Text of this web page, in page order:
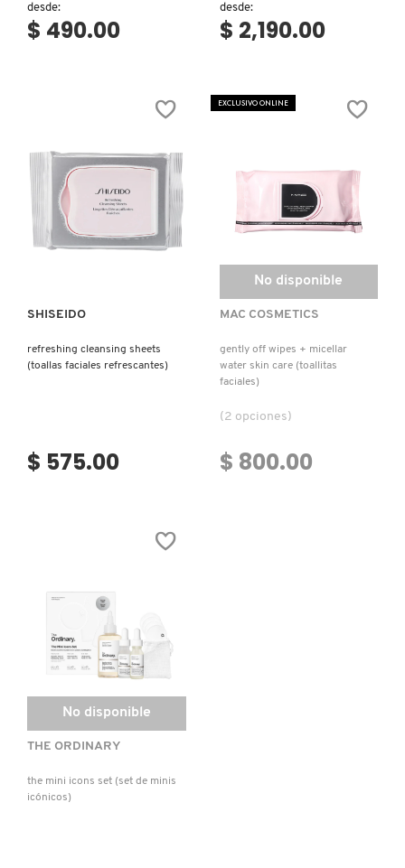
DRUNK ELEPHANT
E.L.F. COSMETICS
E.L.F. SKIN
FRESH
GLOSSIER
GUCCI
desde:
$ 490.00
desde:
$ 2,190.00
Ver más
SHISEIDO
refreshing cleansing sheets
(toallas faciales refrescantes)
$ 575.00
EXCLUSIVO ONLINE
No disponible
MAC COSMETICS
gently off wipes + micellar
water skin care (toallitas
faciales)
(2 opciones)
$ 800.00
No disponible
THE ORDINARY
the mini icons set (set de minis
icónicos)